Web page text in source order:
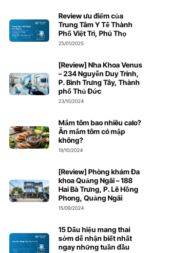
Review ưu điểm của
Trung Tâm Y Tế Thành
Phố Việt Trì, Phú Thọ
25/01/2025
[Review] Nha Khoa Venus
– 234 Nguyễn Duy Trinh,
P. Bình Trưng Tây, Thành
phố Thủ Đức
23/10/2024
Mắm tôm bao nhiêu calo?
Ăn mắm tôm có mập
không?
19/10/2024
[Review] Phòng khám Đa
khoa Quảng Ngãi – 188
Hai Bà Trưng, P. Lê Hồng
Phong, Quảng Ngãi
15/09/2024
15 Dấu hiệu mang thai
sớm dễ nhận biết nhất
ngay những tuần đầu